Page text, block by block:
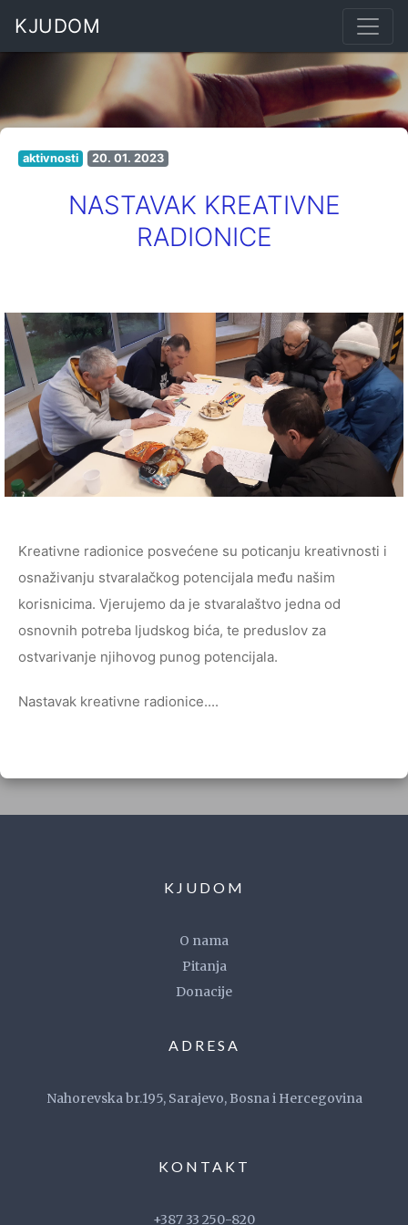
KJUDOM
aktivnosti 20. 01. 2023
NASTAVAK KREATIVNE
RADIONICE
Kreativne radionice posvećene su poticanju kreativnosti i
osnaživanju stvaralačkog potencijala među našim
korisnicima. Vjerujemo da je stvaralaštvo jedna od
osnovnih potreba ljudskog bića, te preduslov za
ostvarivanje njihovog punog potencijala.
Nastavak kreativne radionice....
KJUDOM
O nama
Pitanja
Donacije
ADRESA
Nahorevska br.195, Sarajevo, Bosna i Hercegovina
KONTAKT
+387 33 250-820